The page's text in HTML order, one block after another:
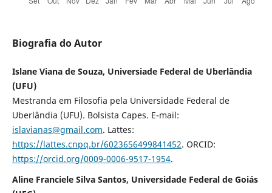
Biografia do Autor
Islane Viana de Souza, Universiade Federal de Uberlândia
(UFU)
Mestranda em Filosofia pela Universidade Federal de
Uberlândia (UFU). Bolsista Capes. E-mail:
islavianas@gmail.com. Lattes:
https://lattes.cnpq.br/6023656499841452. ORCID:
https://orcid.org/0009-0006-9517-1954.
Aline Franciele Silva Santos, Universidade Federal de Goiás